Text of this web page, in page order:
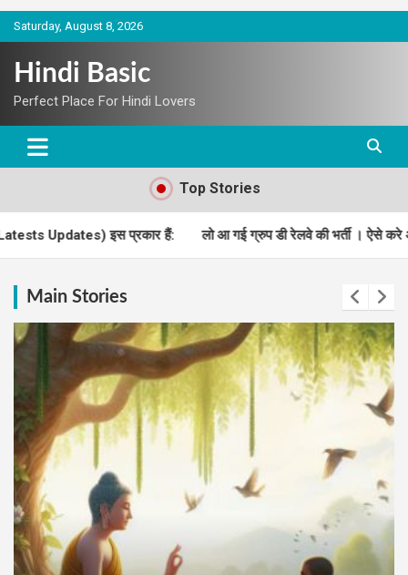
Skip
to
content
Saturday, August 8, 2026
Hindi Basic
Perfect Place For Hindi Lovers
Top Stories
लो आ गई ग्रुप डी रेलवे की भर्ती । ऐसे करे आवेदन। UPPSC ने स्वास्थ्य,
Main Stories